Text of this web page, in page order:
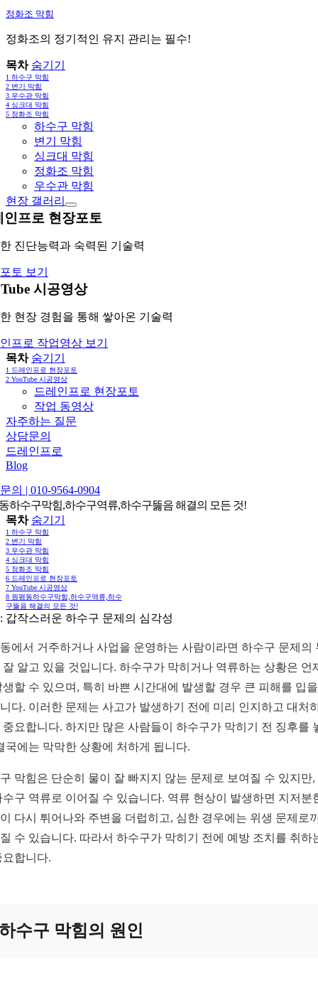
정화조 막힘
정화조의 정기적인 유지 관리는 필수!
목차 숨기기
1 하수구 막힘
2 변기 막힘
3 우수관 막힘
4 싱크대 막힘
5 정화조 막힘
하수구 막힘
변기 막힘
싱크대 막힘
정화조 막힘
우수관 막힘
현장 갤러리
인프로 현장포토
진단능력과 숙력된 기술력
토 보기
시공영상
현장 경험을 통해 쌓아온 기술력
프로 작업영상 보기
목차 숨기기
1 드레인프로 현장포토
2 YouTube 시공영상
드레인프로 현장포토
작업 동영상
자주하는 질문
상담문의
드레인프로
Blog
의 | 010-9564-0904
하수구막힘,하수구역류,하수구뚫음 해결의 모든 것!
목차 숨기기
1 하수구 막힘
2 변기 막힘
3 우수관 막힘
4 싱크대 막힘
5 정화조 막힘
6 드레인프로 현장포토
7 YouTube 시공영상
8 원평동하수구막힘,하수구역류,하수
구뚫음 해결의 모든 것!
갑작스러운 하수구 문제의 심각성
에서 거주하거나 사업을 운영하는 사람이라면 하수구 문제의
잘 알고 있을 것입니다. 하수구가 막히거나 역류하는 상황은 언
생할 수 있으며, 특히 바쁜 시간대에 발생할 경우 큰 피해를 입
다. 이러한 문제는 사고가 발생하기 전에 미리 인지하고 대처
중요합니다. 하지만 많은 사람들이 하수구가 막히기 전 징후를
국에는 막막한 상황에 처하게 됩니다.
막힘은 단순히 물이 잘 빠지지 않는 문제로 보여질 수 있지만,
수구 역류로 이어질 수 있습니다. 역류 현상이 발생하면 지저분
다시 튀어나와 주변을 더럽히고, 심한 경우에는 위생 문제로
수 있습니다. 따라서 하수구가 막히기 전에 예방 조치를 취하
요합니다.
수구 막힘의 원인